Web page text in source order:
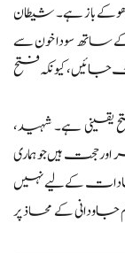
باز ہے۔ شیطان
ساتھ سودا خون سے
کیونکہ فتح
یقینی ہے۔ شہید،
حجت ہیں جو ہماری
کے لیے نہیں
جاودانی کے محاذ پر